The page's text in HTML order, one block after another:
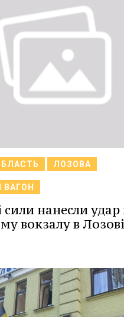
ЛОЗОВА
ВАГОН
сили нанесли удар
вокзалу в